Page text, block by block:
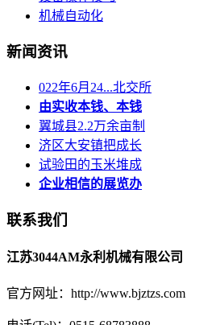
机械自动化
新闻资讯
022年6月24...北交所
由实收本钱、本钱
翼城县2.2万余亩制
济区大安镇把成长
试验田的玉米堆成
企业相信的展览办
联系我们
江苏3044AM永利机械有限公司
官方网址：http://www.bjztzs.com